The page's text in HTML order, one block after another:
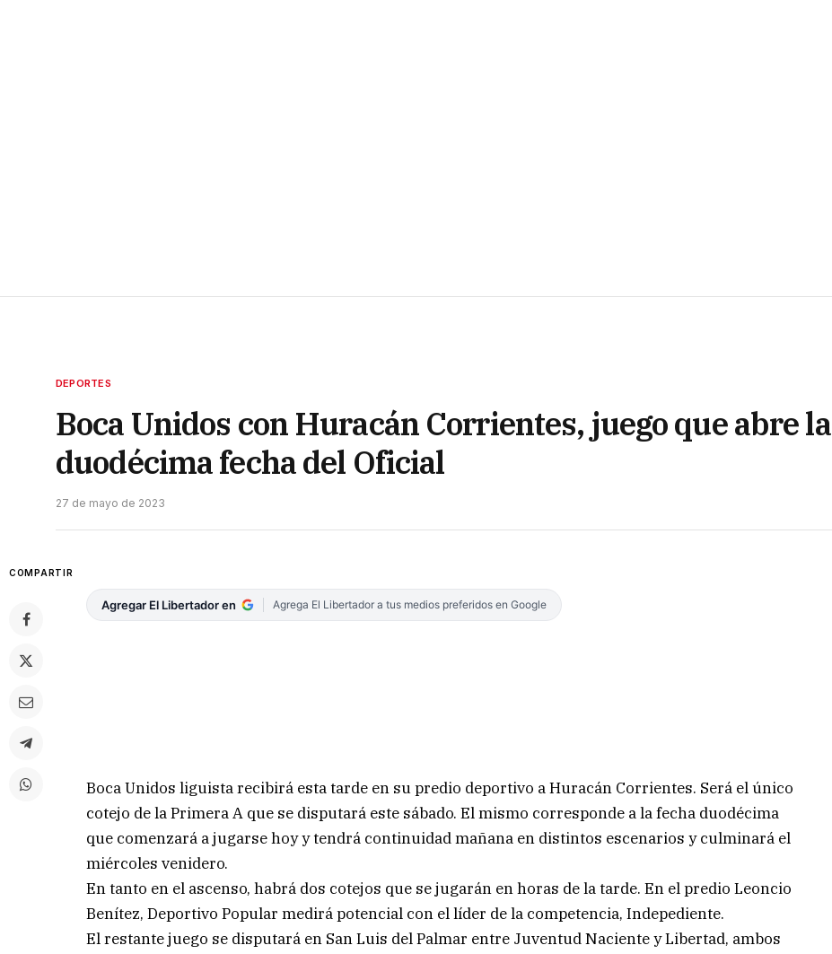
DEPORTES
Boca Unidos con Huracán Corrientes, juego que abre la
duodécima fecha del Oficial
27 de mayo de 2023
COMPARTIR
Agregar El Libertador en Agrega El Libertador a tus medios preferidos en Google
Boca Unidos liguista recibirá esta tarde en su predio deportivo a Huracán Corrientes. Será el único
cotejo de la Primera A que se disputará este sábado. El mismo corresponde a la fecha duodécima
que comenzará a jugarse hoy y tendrá continuidad mañana en distintos escenarios y culminará el
miércoles venidero.
En tanto en el ascenso, habrá dos cotejos que se jugarán en horas de la tarde. En el predio Leoncio
Benítez, Deportivo Popular medirá potencial con el líder de la competencia, Indepediente.
El restante juego se disputará en San Luis del Palmar entre Juventud Naciente y Libertad, ambos